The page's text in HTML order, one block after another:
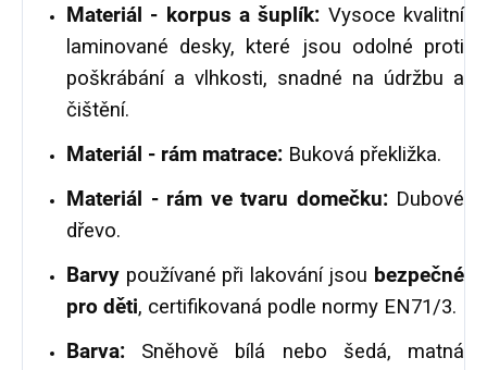
Materiál - korpus a šuplík: Vysoce kvalitní
laminované desky, které jsou odolné proti
poškrábání a vlhkosti, snadné na údržbu a
čištění.
Materiál - rám matrace: Buková překližka.
Materiál - rám ve tvaru domečku:Dubové
dřevo.
Barvy používané při lakování jsou bezpečné
pro děti, certifikovaná podle normy EN71/3.
Barva: Sněhově bílá nebo šedá, matná